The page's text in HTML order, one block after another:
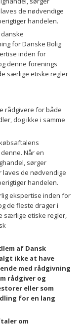
de nødvendige
handelen.
for Danske Bolig
inden for
denne forenings
særlige etiske regler
rådgivere for både
dog ikke i samme
Når en
sørger
laves de nødvendige
handelen.
ekspertise inden for
de fleste drager i
særlige etiske regler,
af Dansk
ikke at have
med rådgivning
rådgiver og
eller som
for en lang
om